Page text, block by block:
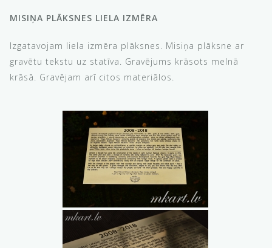
MISIŅA PLĀKSNES LIELA IZMĒRA
Izgatavojam liela izmēra plāksnes. Misiņa plāksne ar
gravētu tekstu uz statīva. Gravējums krāsots melnā
krāsā. Gravējam arī citos materiālos.